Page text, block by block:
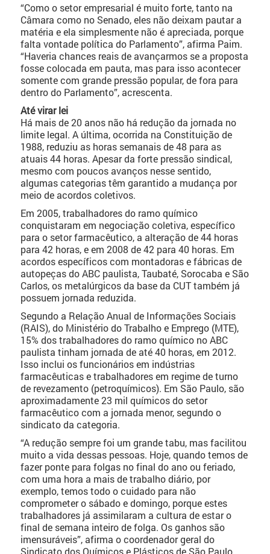
“Como o setor empresarial é muito forte, tanto na
Câmara como no Senado, eles não deixam pautar a
matéria e ela simplesmente não é apreciada, porque
falta vontade política do Parlamento”, afirma Paim.
“Haveria chances reais de avançarmos se a proposta
fosse colocada em pauta, mas para isso acontecer
somente com grande pressão popular, de fora para
dentro do Parlamento”, acrescenta.
Até virar lei
Há mais de 20 anos não há redução da jornada no
limite legal. A última, ocorrida na Constituição de
1988, reduziu as horas semanais de 48 para as
atuais 44 horas. Apesar da forte pressão sindical,
mesmo com poucos avanços nesse sentido,
algumas categorias têm garantido a mudança por
meio de acordos coletivos.
Em 2005, trabalhadores do ramo químico
conquistaram em negociação coletiva, específico
para o setor farmacêutico, a alteração de 44 horas
para 42 horas, e em 2008 de 42 para 40 horas. Em
acordos específicos com montadoras e fábricas de
autopeças do ABC paulista, Taubaté, Sorocaba e São
Carlos, os metalúrgicos da base da CUT também já
possuem jornada reduzida.
Segundo a Relação Anual de Informações Sociais
(RAIS), do Ministério do Trabalho e Emprego (MTE),
15% dos trabalhadores do ramo químico no ABC
paulista tinham jornada de até 40 horas, em 2012.
Isso inclui os funcionários em indústrias
farmacêuticas e trabalhadores em regime de turno
de revezamento (petroquímicos). Em São Paulo, são
aproximadamente 23 mil químicos do setor
farmacêutico com a jornada menor, segundo o
sindicato da categoria.
“A redução sempre foi um grande tabu, mas facilitou
muito a vida dessas pessoas. Hoje, quando temos de
fazer ponte para folgas no final do ano ou feriado,
com uma hora a mais de trabalho diário, por
exemplo, temos todo o cuidado para não
comprometer o sábado e domingo, porque estes
trabalhadores já assimilaram a cultura de estar o
final de semana inteiro de folga. Os ganhos são
imensuráveis”, afirma o coordenador geral do
Sindicato dos Químicos e Plásticos de São Paulo,